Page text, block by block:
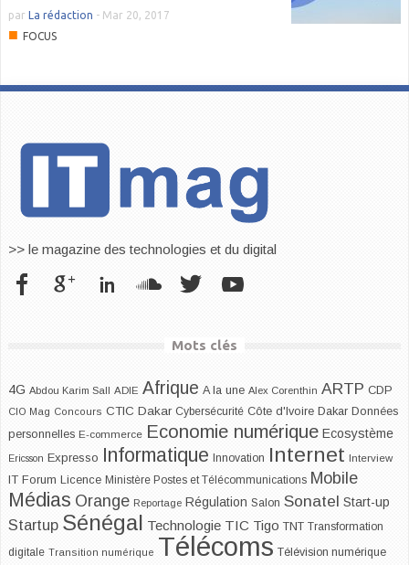
par La rédaction - Mar 20, 2017
■ FOCUS
>> le magazine des technologies et du digital
Mots clés
4G Abdou Karim Sall ADIE Afrique A la une Alex Corenthin ARTP CDP
CIO Mag Concours CTIC Dakar Cybersécurité Côte d'Ivoire Dakar Données
personnelles E-commerce Economie numérique Ecosystème
Ericsson Expresso Informatique Innovation Internet Interview
IT Forum Licence Ministère Postes et Télécommunications Mobile
Médias Orange Reportage Régulation Salon Sonatel Start-up
Startup Sénégal Technologie TIC Tigo TNT Transformation
digitale Transition numérique Télécoms Télévision numérique